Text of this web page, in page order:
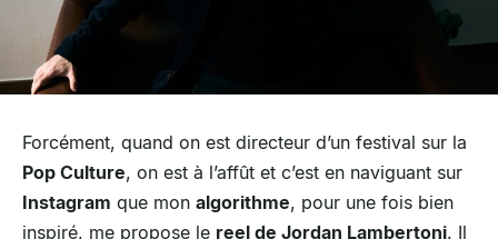
Forcément, quand on est directeur d’un festival sur la
Pop Culture, on est à l’affût et c’est en naviguant sur
Instagram que mon algorithme, pour une fois bien
inspiré, me propose le reel de Jordan Lambertoni. Il